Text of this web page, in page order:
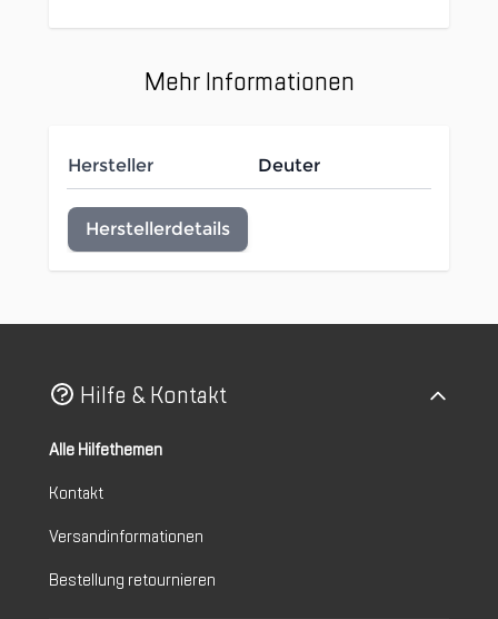
Mehr Informationen
Hersteller Deuter
Herstellerdetails
Hilfe & Kontakt
Alle Hilfethemen
Kontakt
Versandinformationen
Bestellung retournieren